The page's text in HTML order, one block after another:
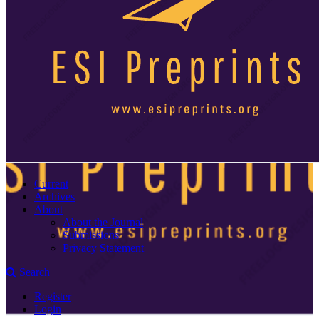
Current
Archives
About
About the Journal
Submissions
Privacy Statement
Search
Register
Login